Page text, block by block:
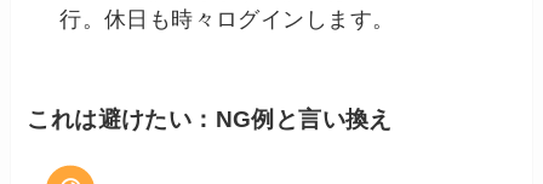
行。休日も時々ログインします。
これは避けたい：NG例と言い換え